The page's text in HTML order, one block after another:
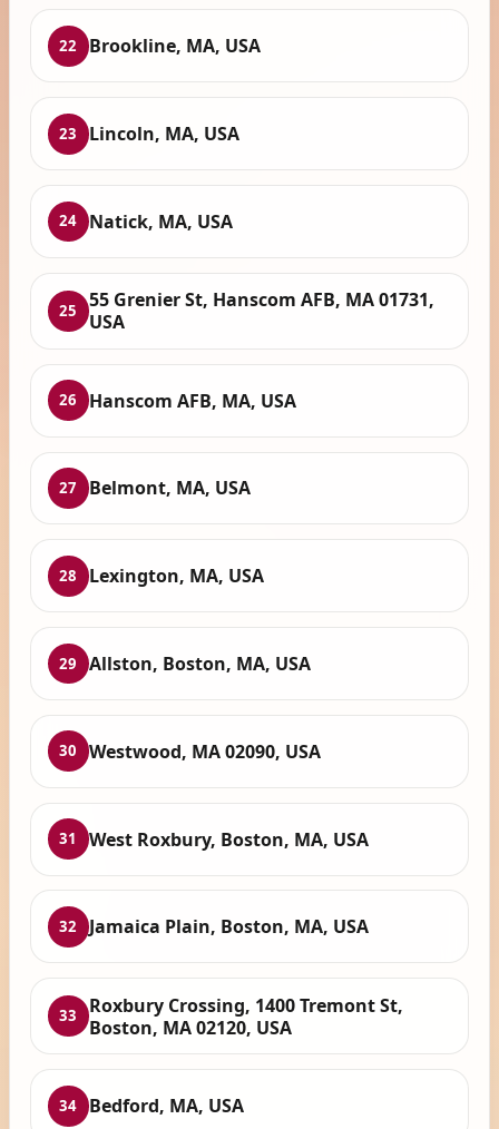
22 Brookline, MA, USA
23 Lincoln, MA, USA
24 Natick, MA, USA
25
55 Grenier St, Hanscom AFB, MA 01731,
USA
26 Hanscom AFB, MA, USA
27 Belmont, MA, USA
28 Lexington, MA, USA
29 Allston, Boston, MA, USA
30 Westwood, MA 02090, USA
31 West Roxbury, Boston, MA, USA
32 Jamaica Plain, Boston, MA, USA
33
Roxbury Crossing, 1400 Tremont St,
Boston, MA 02120, USA
34 Bedford, MA, USA